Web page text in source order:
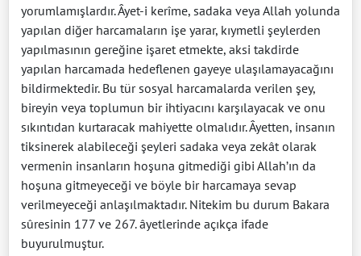
yorumlamışlardır. Âyet-i kerîme, sadaka veya Allah yolunda
yapılan diğer harcamaların işe yarar, kıymetli şeylerden
yapılmasının gereğine işaret etmekte, aksi takdirde
yapılan harcamada hedeflenen gayeye ulaşılamayacağını
bildirmektedir. Bu tür sosyal harcamalarda verilen şey,
bireyin veya toplumun bir ihtiyacını karşılayacak ve onu
sıkıntıdan kurtaracak mahiyette olmalıdır. Âyetten, insanın
tiksinerek alabileceği şeyleri sadaka veya zekât olarak
vermenin insanların hoşuna gitmediği gibi Allah’ın da
hoşuna gitmeyeceği ve böyle bir harcamaya sevap
verilmeyeceği anlaşılmaktadır. Nitekim bu durum Bakara
sûresinin 177 ve 267. âyetlerinde açıkça ifade
buyurulmuştur.